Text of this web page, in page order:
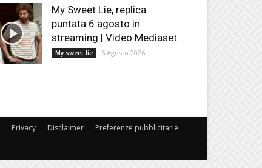
My Sweet Lie, replica
puntata 6 agosto in
streaming | Video Mediaset
My sweet lie 6 Agosto 2026
Privacy Disclaimer Preferenze pubblicitarie